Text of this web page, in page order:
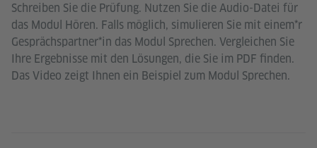
Schreiben Sie die Prüfung. Nutzen Sie die Audio-Datei für
das Modul Hören. Falls möglich, simulieren Sie mit einem*r
Gesprächspartner*in das Modul Sprechen. Vergleichen Sie
Ihre Ergebnisse mit den Lösungen, die Sie im PDF finden.
Das Video zeigt Ihnen ein Beispiel zum Modul Sprechen.